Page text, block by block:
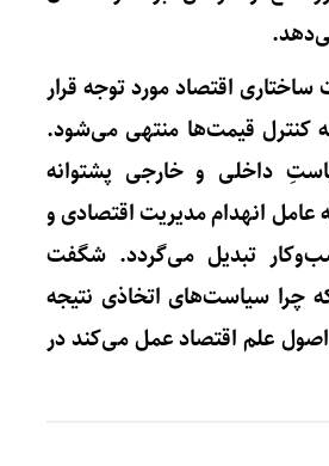
اقتصاد مورد توجه قرار
کنترل قیمت‌ها منتهی می‌شود.
داخلی و خارجی پشتوانه
عامل انهدام مدیریت اقتصادی و
تبدیل می‌گردد. شگفت
چرا سیاست‌های اتخاذی نتیجه
علم اقتصاد عمل می‌کند در